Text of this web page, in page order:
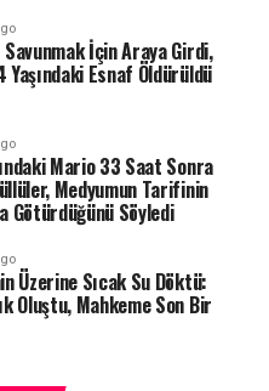
ve şoförün iddiaları
gözler, yargı
adıma çevrilmiş
Savunmak İçin Araya Girdi,
Yaşındaki Esnaf Öldürüldü
Mario 33 Saat Sonra
Medyumun Tarifinin
Götürdüğünü Söyledi
Üzerine Sıcak Su Döktü:
Oluştu, Mahkeme Son Bir